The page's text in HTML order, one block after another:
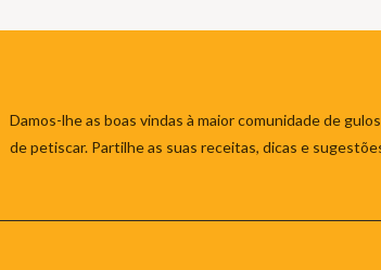
Damos-lhe as boas vindas à maior comunidade de
de petiscar. Partilhe as suas receitas, dicas e